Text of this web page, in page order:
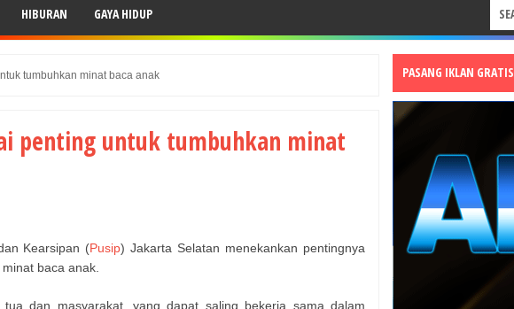
HIBURAN GAYA HIDUP
tumbuhkan minat baca anak
penting untuk tumbuhkan minat
Kearsipan (Pusip) Jakarta Selatan menekankan pentingnya
baca anak.
dan masyarakat, yang dapat saling bekerja sama dalam
PASANG IKLAN GRATIS